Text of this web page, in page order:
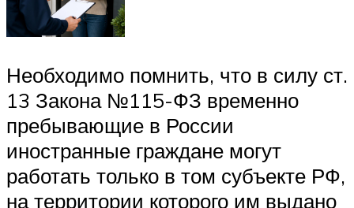
Необходимо помнить, что в силу ст.
13 Закона №115-ФЗ временно
пребывающие в России
иностранные граждане могут
работать только в том субъекте РФ,
на территории которого им выдано